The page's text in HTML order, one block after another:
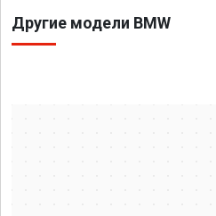
Другие модели BMW